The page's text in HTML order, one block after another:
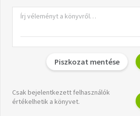
Piszkozat mentése
Csak bejelentkezett felhasználók
értékelhetik a könyvet.